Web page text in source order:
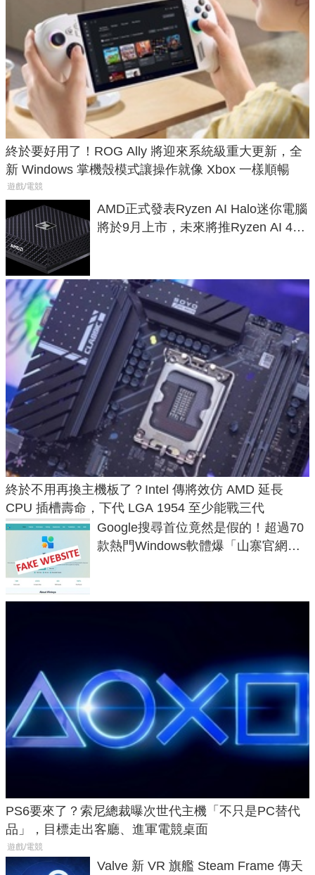
終於要好用了！ROG Ally 將迎來系統級重大更新，全
新 Windows 掌機殼模式讓操作就像 Xbox 一樣順暢
遊戲/電競
AMD正式發表Ryzen AI Halo迷你電腦
將於9月上市，未來將推Ryzen AI 400
終於不用再換主機板了？Intel 傳將效仿 AMD 延長
CPU 插槽壽命，下代 LGA 1954 至少能戰三代
Google搜尋首位竟然是假的！超過70
款熱門Windows軟體爆「山寨官網」
PS6要來了？索尼總裁曝次世代主機「不只是PC替代
品」，目標走出客廳、進軍電競桌面
遊戲/電競
Valve 新 VR 旗艦 Steam Frame 傳天